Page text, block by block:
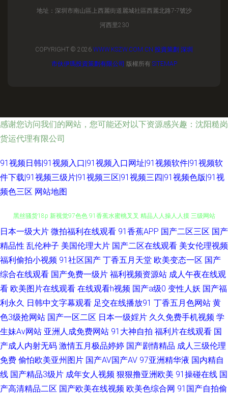
地址：深圳市南山區上西麗街道麗城社區西麗北路7-7號沙
河西里230
COPYRIGHT © 2026 WWW.KSZW.COM.CN 投資策劃 深圳
市伙伊瑪投資策劃有限公司 版權所有 SITEMAP
感谢您访问我们的网站，您可能还对以下资源感兴趣：沈阳糙岗
货运代理有限公司
91视频日韩|91视频入口|91视频入口网址|91视频软件|91视频软
件下载|91视频三级片|91视频三区|91视频三四|91视频色版|91视
频色三区 网站地图
91av视频在线导航 福利精品国产精品 91视频网址 豆花黑料看片跳转 老熟妇
黑丝骚货18p 新视觉97色色 91香蕉水蜜桃叉叉 精品人人操人人摸 三级网站
在线 91探花网址在线 色悠悠手机综合 国产32页 日本国产欧美亚洲 91豆花
91 久久99热网 婷婷六月se 91黄色片 国产av人人射 日韩情爱影院 91传播媒
mv 91亚州 九九热久久精品 深夜免费网站 91久色女优 成人天堂 夜精品色国
产精品 WWW黑丝avCOM 久久网站 香蕉网久久伊人狼在线 91制片传媒吴梦
日本一级大片 微拍福利在线观看 91香蕉APP 国产二区三区 国产
精品性 乱伦种子 美国伦理大片 国产二区在线观看 美女伦理视频
福利偷拍小视频 91社区国产 丁香五月天堂 欧美变态一区 国产
综合在线观看 国产免费一级片 福利视频资源站 成人午夜在线观
看 欧美图片在线观看 在线观看h视频 国产a级0 变性人妖 国产福
利永久 日韩中文字幕观看 足交在线播放91 丁香五月色网站 黄
色3级抢网站 国产一区二区 日本一级婬片 久久免费手机视频 学
生妹Av网站 亚洲人成免费网站 91大神自拍 福利片在线观看 国
产成人内射无码 激情五月极品婷婷 国产剧情精品 成人三级伦理
免费 偷怕欧美亚州图片 国产AV国产AV 97亚洲精华液 国内精自
线 国产精品3级片 成年女人视频 狠狠撸亚洲欧美 91操碰在线 国
产高清精品二区 国产欧美在线视频 欧美色综合网 91国产自拍偷